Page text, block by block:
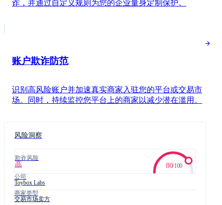
诈，并通过自定义规则为您的企业量身定制保护。
持卡人信息
4242 4242 4242 4242
03/28
账户欺诈防范
识别高风险账户并加速真实商家入驻您的平台或交易市
场。同时，持续监控您平台上的商家以减少潜在滥用。
风险洞察
欺诈风险
高 80/100
公司
Toybox Labs
商家类型
交易市场卖方